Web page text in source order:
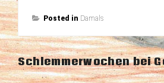
Posted in Damals
Beitragsnavigation
Schlemmerwochen bei